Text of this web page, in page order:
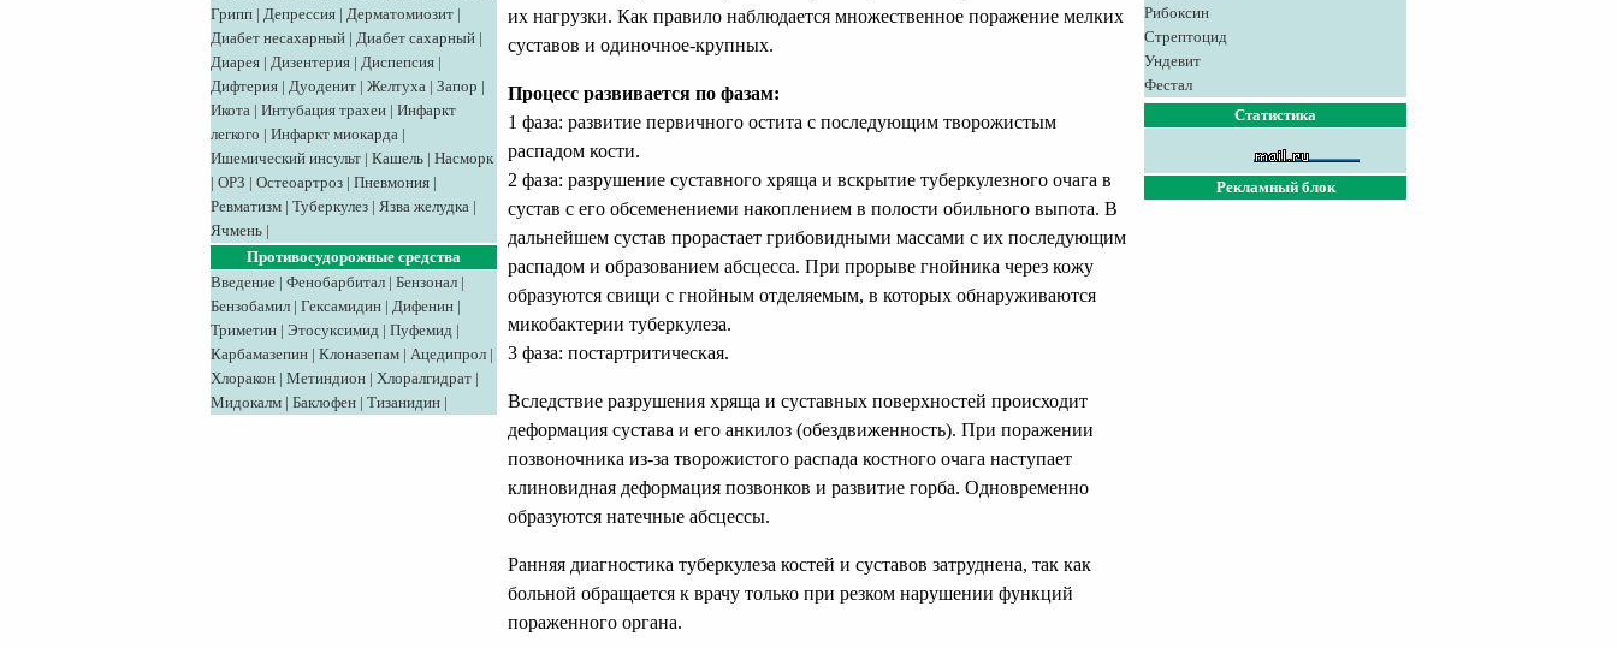
Грипп | Депрессия | Дерматомиозит |
Диабет несахарный | Диабет сахарный |
Диарея | Дизентерия | Диспепсия |
Дифтерия | Дуоденит | Желтуха | Запор |
Икота | Интубация трахеи | Инфаркт
легкого | Инфаркт миокарда |
Ишемический инсульт | Кашель | Насморк
| ОРЗ | Остеоартроз | Пневмония |
Ревматизм | Туберкулез | Язва желудка |
Ячмень |
Противосудорожные средства
Введение | Фенобарбитал | Бензонал |
Бензобамил | Гексамидин | Дифенин |
Триметин | Этосуксимид | Пуфемид |
Карбамазепин | Клоназепам | Ацедипрол |
Хлоракон | Метиндион | Хлоралгидрат |
Мидокалм | Баклофен | Тизанидин |
их нагрузки. Как правило наблюдается множественное поражение мелких
суставов и одиночное-крупных.
Процесс развивается по фазам:
1 фаза: развитие первичного остита с последующим творожистым
распадом кости.
2 фаза: разрушение суставного хряща и вскрытие туберкулезного очага в
сустав с его обсеменениеми накоплением в полости обильного выпота. В
дальнейшем сустав прорастает грибовидными массами с их последующим
распадом и образованием абсцесса. При прорыве гнойника через кожу
образуются свищи с гнойным отделяемым, в которых обнаруживаются
микобактерии туберкулеза.
3 фаза: постартритическая.
Вследствие разрушения хряща и суставных поверхностей происходит
деформация сустава и его анкилоз (обездвиженность). При поражении
позвоночника из-за творожистого распада костного очага наступает
клиновидная деформация позвонков и развитие горба. Одновременно
образуются натечные абсцессы.
Ранняя диагностика туберкулеза костей и суставов затруднена, так как
больной обращается к врачу только при резком нарушении функций
пораженного органа.
Рибоксин
Стрептоцид
Ундевит
Фестал
Статистика
Рекламный блок